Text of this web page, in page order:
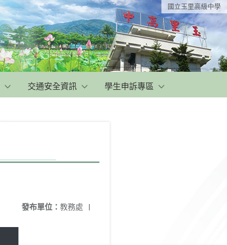
國立玉里高級中學
交通安全資訊 學生申訴專區
發布單位： 教務處 |